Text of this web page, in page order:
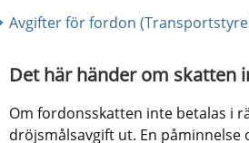
Avgifter för fordon
Det här händer om skatten
Om fordonsskatten inte betalas i
dröjsmålsavgift ut. En